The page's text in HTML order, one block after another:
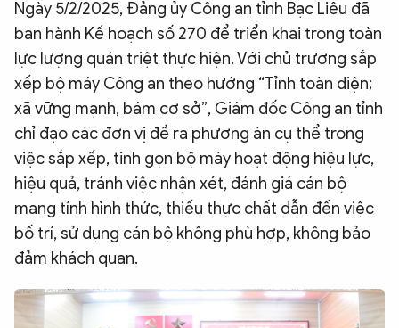
Ngày 5/2/2025, Đảng ủy Công an tỉnh Bạc Liêu đã
ban hành Kế hoạch số 270 để triển khai trong toàn
lực lượng quán triệt thực hiện. Với chủ trương sắp
xếp bộ máy Công an theo hướng “Tỉnh toàn diện;
xã vững mạnh, bám cơ sở”, Giám đốc Công an tỉnh
chỉ đạo các đơn vị đề ra phương án cụ thể trong
việc sắp xếp, tinh gọn bộ máy hoạt động hiệu lực,
hiệu quả, tránh việc nhận xét, đánh giá cán bộ
mang tính hình thức, thiếu thực chất dẫn đến việc
bố trí, sử dụng cán bộ không phù hợp, không bảo
đảm khách quan.